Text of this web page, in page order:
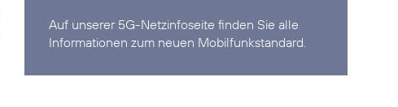
Auf unserer 5G-Netzinfoseite finden Sie alle
Informationen zum neuen Mobilfunkstandard.